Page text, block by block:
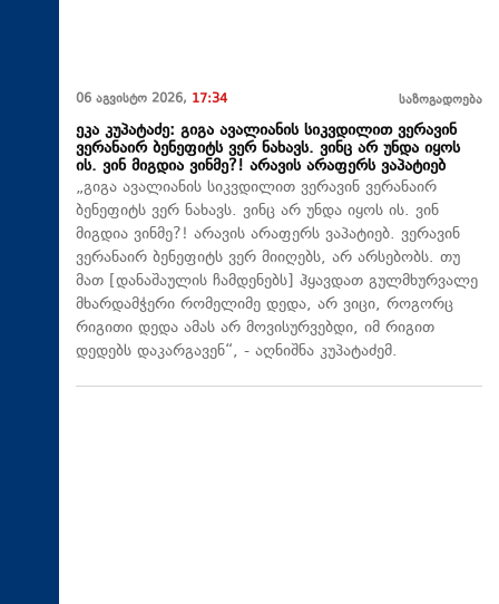
06 აგვისტო 2026, 17:34 საზოგადოება
ეკა კუპატაძე: გიგა ავალიანის სიკვდილით ვერავინ
ვერანაირ ბენეფიტს ვერ ნახავს. ვინც არ უნდა იყოს
ის. ვინ მიგდია ვინმე?! არავის არაფერს ვაპატიებ
„გიგა ავალიანის სიკვდილით ვერავინ ვერანაირ
ბენეფიტს ვერ ნახავს. ვინც არ უნდა იყოს ის. ვინ
მიგდია ვინმე?! არავის არაფერს ვაპატიებ. ვერავინ
ვერანაირ ბენეფიტს ვერ მიიღებს, არ არსებობს. თუ
მათ [დანაშაულის ჩამდენებს] ჰყავდათ გულმხურვალე
მხარდამჭერი რომელიმე დედა, არ ვიცი, როგორც
რიგითი დედა ამას არ მოვისურვებდი, იმ რიგით
დედებს დაკარგავენ“, - აღნიშნა კუპატაძემ.